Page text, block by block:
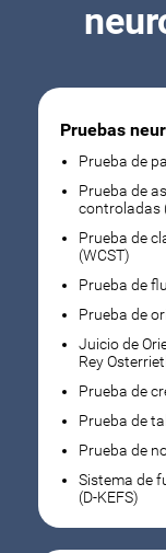
Pruebas
Prueba de
Prueba de
controladas
Prueba de
(WCST)
Prueba de
Prueba de
Juicio de
Rey
Prueba de
Prueba de
Prueba de
Sistema de
(D-KEFS)